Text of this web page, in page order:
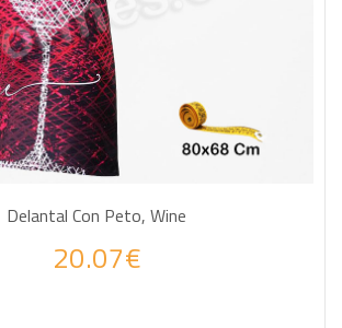
Delantal Con Peto, Wine
20.07€